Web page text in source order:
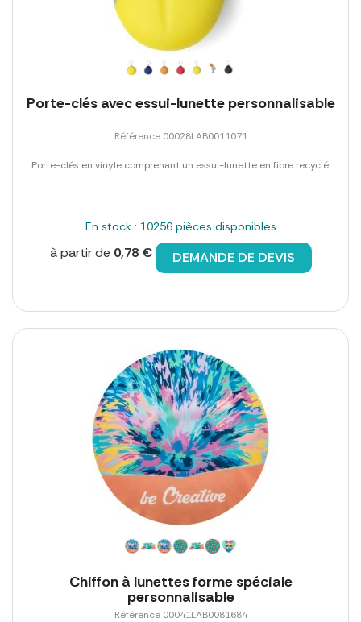
Porte-clés avec essui-lunette personnalisable
Référence 00028LAB0011071
Porte-clés en vinyle comprenant un essui-lunette en fibre recyclé.
En stock : 10256 pièces disponibles
à partir de 0,78 € DEMANDE DE DEVIS
Chiffon à lunettes forme spéciale
personnalisable
Référence 00041LAB0081684